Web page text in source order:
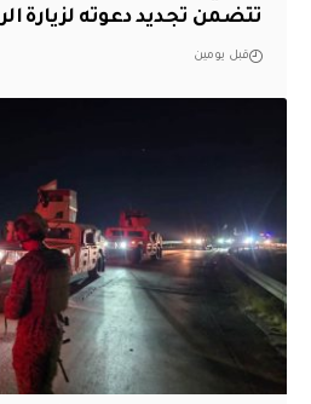
تتضمن تجديد دعوته لزيارة
قبل يومين